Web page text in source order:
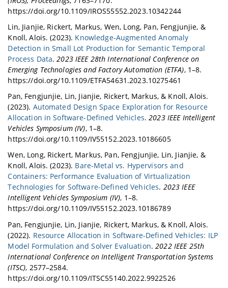
https://doi.org/10.1109/IROS55552.2023.10342244
Lin, Jianjie, Rickert, Markus, Wen, Long, Pan, Fengjunjie, &
Knoll, Alois. (2023). Knowledge-Augmented Anomaly
Detection in Small Lot Production for Semantic Temporal
Process Data.2023 IEEE 28th International Conference on
Emerging Technologies and Factory Automation (ETFA), 1–8.
https://doi.org/10.1109/ETFA54631.2023.10275461
Pan, Fengjunjie, Lin, Jianjie, Rickert, Markus, & Knoll, Alois.
(2023). Automated Design Space Exploration for Resource
Allocation in Software-Defined Vehicles.2023 IEEE Intelligent
Vehicles Symposium (IV), 1–8.
https://doi.org/10.1109/IV55152.2023.10186605
Wen, Long, Rickert, Markus, Pan, Fengjunjie, Lin, Jianjie, &
Knoll, Alois. (2023). Bare-Metal vs. Hypervisors and
Containers: Performance Evaluation of Virtualization
Technologies for Software-Defined Vehicles. 2023 IEEE
Intelligent Vehicles Symposium (IV), 1–8.
https://doi.org/10.1109/IV55152.2023.10186789
Pan, Fengjunjie, Lin, Jianjie, Rickert, Markus, & Knoll, Alois.
(2022). Resource Allocation in Software-Defined Vehicles: ILP
Model Formulation and Solver Evaluation.2022 IEEE 25th
International Conference on Intelligent Transportation Systems
(ITSC), 2577–2584.
https://doi.org/10.1109/ITSC55140.2022.9922526